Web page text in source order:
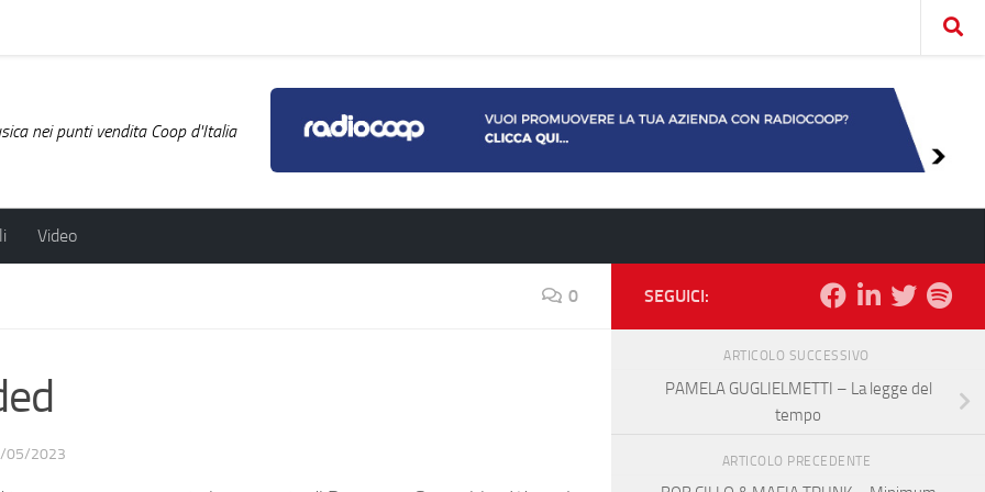
nei punti vendita Coop d'Italia
Video
0
05/2023
SEGUICI:
ARTICOLO SUCCESSIVO
PAMELA GUGLIELMETTI – La legge del
tempo
ARTICOLO PRECEDENTE